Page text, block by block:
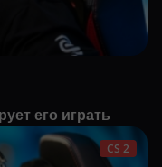
его играть
CS 2